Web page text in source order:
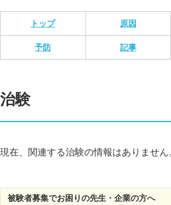
トップ 原因
予防 記事
治験
現在、関連する治験の情報はありません。
被験者募集でお困りの先生・企業の方へ